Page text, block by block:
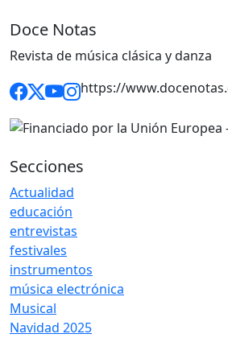
Doce Notas
Revista de música clásica y danza
https://
Secciones
Actualidad
educación
entrevistas
festivales
instrumentos
música electrónica
Musical
Navidad 2025